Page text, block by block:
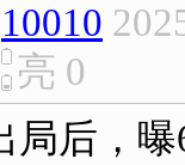
10010
亮 0
局后，